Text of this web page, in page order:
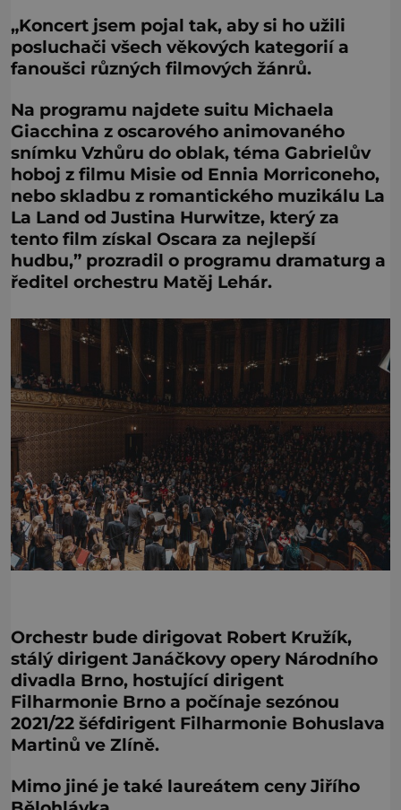
„Koncert jsem pojal tak, aby si ho užili
posluchači všech věkových kategorií a
fanoušci různých filmových žánrů.
Na programu najdete suitu Michaela
Giacchina z oscarového animovaného
snímku Vzhůru do oblak, téma Gabrielův
hoboj z filmu Misie od Ennia Morriconeho,
nebo skladbu z romantického muzikálu La
La Land od Justina Hurwitze, který za
tento film získal Oscara za nejlepší
hudbu,” prozradil o programu dramaturg a
ředitel orchestru Matěj Lehár.
Orchestr bude dirigovat Robert Kružík,
stálý dirigent Janáčkovy opery Národního
divadla Brno, hostující dirigent
Filharmonie Brno a počínaje sezónou
2021/22 šéfdirigent Filharmonie Bohuslava
Martinů ve Zlíně.
Mimo jiné je také laureátem ceny Jiřího